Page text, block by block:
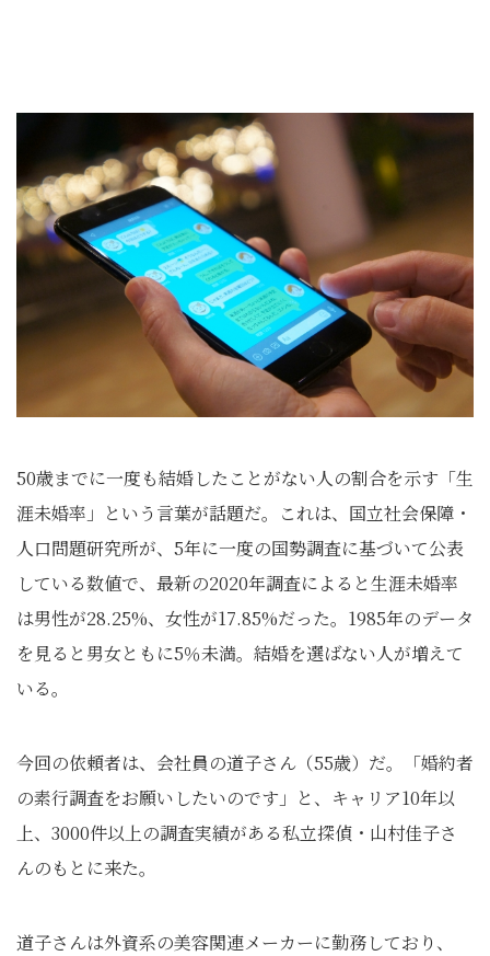
50歳までに一度も結婚したことがない人の割合を示す「生
涯未婚率」という言葉が話題だ。これは、国立社会保障・
人口問題研究所が、5年に一度の国勢調査に基づいて公表
している数値で、最新の2020年調査によると生涯未婚率
は男性が28.25%、女性が17.85%だった。1985年のデータ
を見ると男女ともに5％未満。結婚を選ばない人が増えて
いる。
今回の依頼者は、会社員の道子さん（55歳）だ。「婚約者
の素行調査をお願いしたいのです」と、キャリア10年以
上、3000件以上の調査実績がある私立探偵・山村佳子さ
んのもとに来た。
道子さんは外資系の美容関連メーカーに勤務しており、